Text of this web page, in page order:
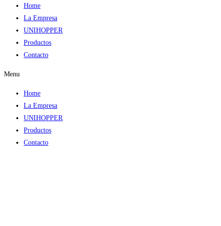
Home
La Empresa
UNIHOPPER
Productos
Contacto
Menu
Home
La Empresa
UNIHOPPER
Productos
Contacto